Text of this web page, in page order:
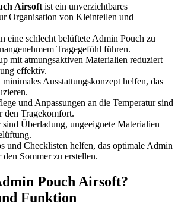
Airsoft ist ein unverzichtbares
Organisation von Kleinteilen und
eine schlecht belüftete Admin Pouch zu
Tragegefühl führen.
mit atmungsaktiven Materialien reduziert
effektiv.
Ausstattungskonzept helfen, das
und Anpassungen an die Temperatur sind
den Tragekomfort.
Überladung, ungeeignete Materialien
und Checklisten helfen, das optimale Admin
Sommer zu erstellen.
Pouch Airsoft?
Funktion